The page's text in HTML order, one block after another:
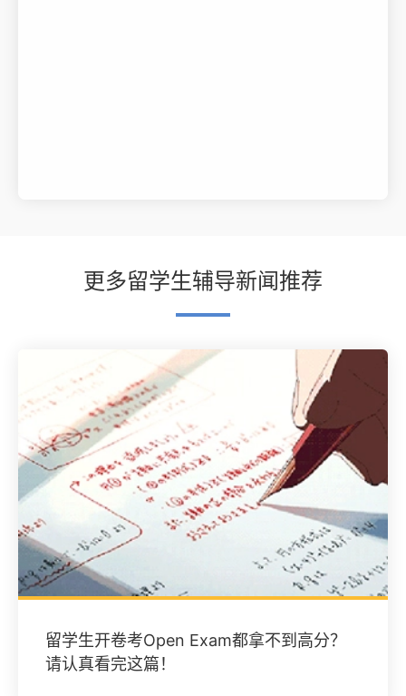
更多留学生辅导新闻推荐
留学生开卷考Open Exam都拿不到高分？
请认真看完这篇！